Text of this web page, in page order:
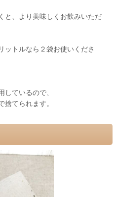
と、より美味しくお飲みいただ
ットルなら２袋お使いくださ
しているので、
てられます。